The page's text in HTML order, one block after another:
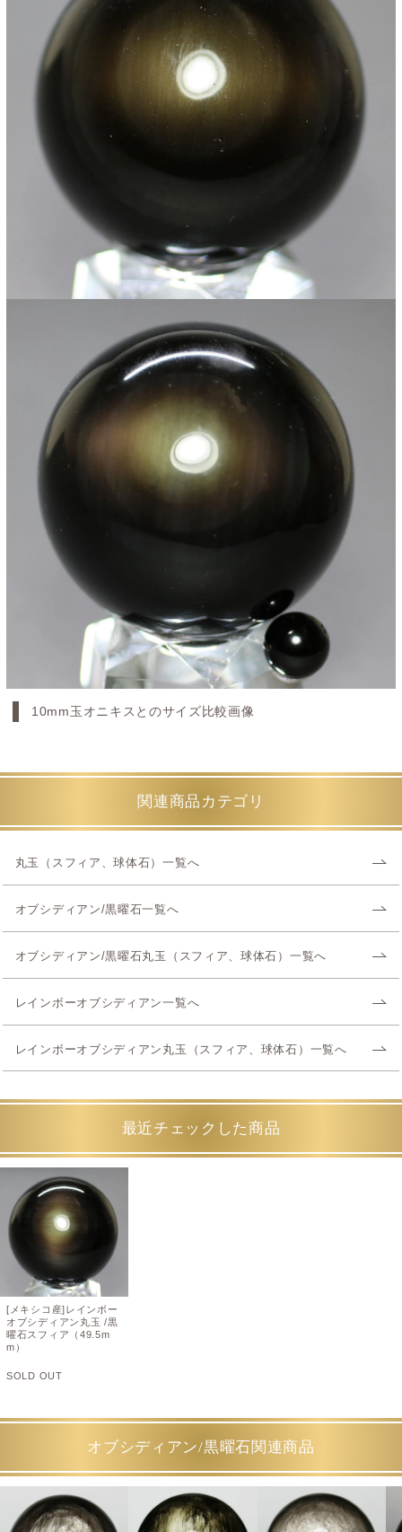
10mm玉オニキスとのサイズ比較画像
関連商品カテゴリ
丸玉（スフィア、球体石）一覧へ
オブシディアン/黒曜石一覧へ
オブシディアン/黒曜石丸玉（スフィア、球体石）一覧へ
レインボーオブシディアン一覧へ
レインボーオブシディアン丸玉（スフィア、球体石）一覧へ
最近チェックした商品
[メキシコ産]レインボー
オブシディアン丸玉 /黒
曜石スフィア（49.5m
m）
SOLD OUT
オブシディアン/黒曜石関連商品